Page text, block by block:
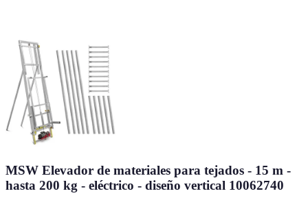
MSW Elevador de materiales para tejados - 15 m -
hasta 200 kg - eléctrico - diseño vertical 10062740